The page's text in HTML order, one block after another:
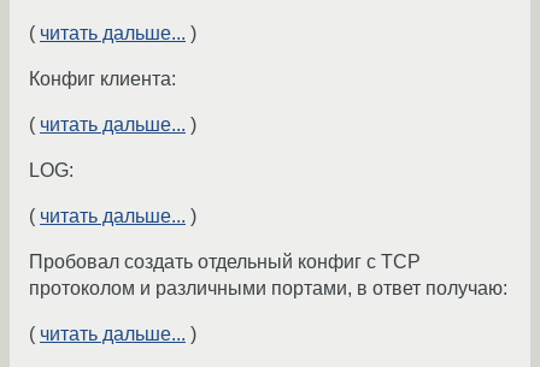
( читать дальше... )
Конфиг клиента:
( читать дальше... )
LOG:
( читать дальше... )
Пробовал создать отдельный конфиг с TCP
протоколом и различными портами, в ответ получаю:
( читать дальше... )